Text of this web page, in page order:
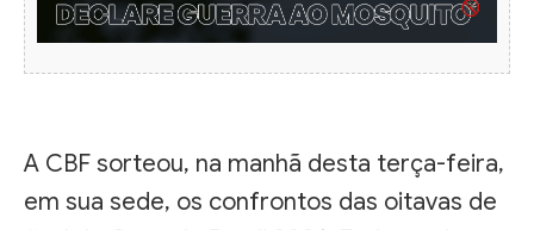
A CBF sorteou, na manhã desta terça-feira,
em sua sede, os confrontos das oitavas de